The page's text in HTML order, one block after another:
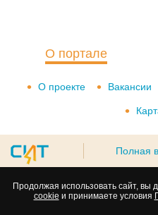
О портале
О проекте Вакансии
Полная
Продолжая использовать сайт, вы
cookie и принимаете условия